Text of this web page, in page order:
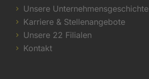
Unsere Unternehmensgeschichte
Karriere & Stellenangebote
Unsere 22 Filialen
Kontakt